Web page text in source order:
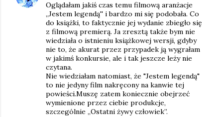
Oglądałam jakiś czas temu filmową aranżacje
,,Jestem legendą'' i bardzo mi się podobała. Co
do książki, to faktycznie jej wydanie zbiegło się
z filmową premierą. Ja zresztą także bym nie
wiedziała o istnieniu książkowej wersji, gdyby
nie to, że akurat przez przypadek ją wygrałam
w jakimś konkursie, ale i tak jeszcze leży nie
czytana.
Nie wiedziałam natomiast, że "Jestem legendą"
to nie jedyny film nakręcony na kanwie tej
powieści.Muszę zatem koniecznie obejrzeć
wymienione przez ciebie produkcje,
szczególnie „Ostatni żywy człowiek”.